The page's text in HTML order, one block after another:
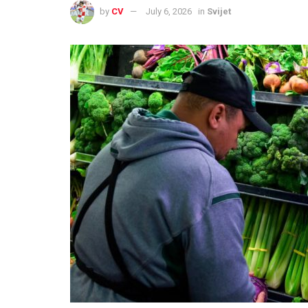
by CV July 6, 2026 in Svijet